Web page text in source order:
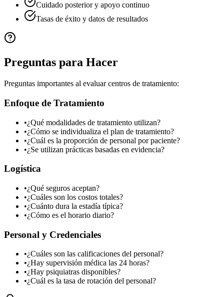
Cuidado posterior y apoyo continuo
Tasas de éxito y datos de resultados
Preguntas para Hacer
Preguntas importantes al evaluar centros de tratamiento:
Enfoque de Tratamiento
•¿Qué modalidades de tratamiento utilizan?
•¿Cómo se individualiza el plan de tratamiento?
•¿Cuál es la proporción de personal por paciente?
•¿Se utilizan prácticas basadas en evidencia?
Logística
•¿Qué seguros aceptan?
•¿Cuáles son los costos totales?
•¿Cuánto dura la estadía típica?
•¿Cómo es el horario diario?
Personal y Credenciales
•¿Cuáles son las calificaciones del personal?
•¿Hay supervisión médica las 24 horas?
•¿Hay psiquiatras disponibles?
•¿Cuál es la tasa de rotación del personal?